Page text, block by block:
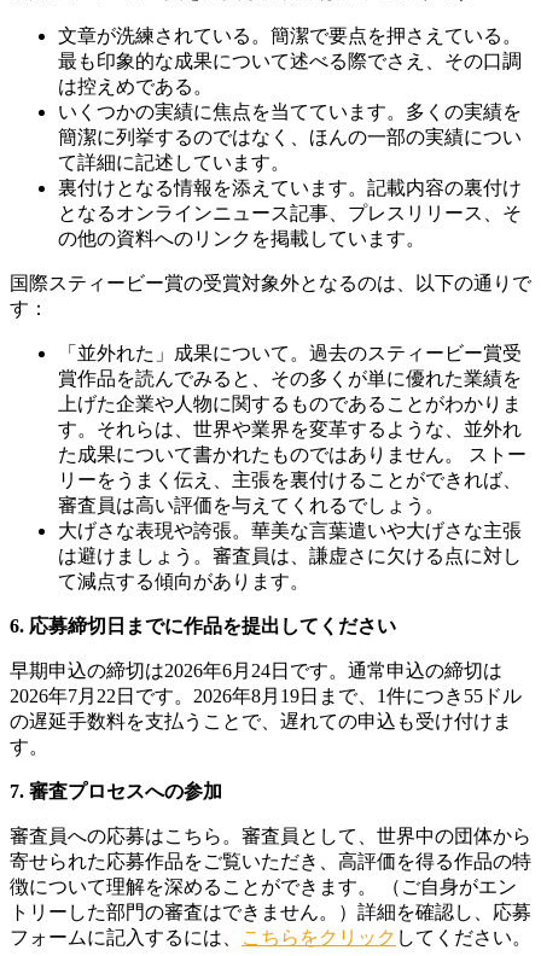
文章が洗練されている。簡潔で要点を押さえている。
最も印象的な成果について述べる際でさえ、その口調
は控えめである。
いくつかの実績に焦点を当てています。多くの実績を
簡潔に列挙するのではなく、ほんの一部の実績につい
て詳細に記述しています。
裏付けとなる情報を添えています。記載内容の裏付け
となるオンラインニュース記事、プレスリリース、そ
の他の資料へのリンクを掲載しています。
国際スティービー賞の受賞対象外となるのは、以下の通りで
す：
「並外れた」成果について。過去のスティービー賞受
賞作品を読んでみると、その多くが単に優れた業績を
上げた企業や人物に関するものであることがわかりま
す。それらは、世界や業界を変革するような、並外れ
た成果について書かれたものではありません。 ストー
リーをうまく伝え、主張を裏付けることができれば、
審査員は高い評価を与えてくれるでしょう。
大げさな表現や誇張。華美な言葉遣いや大げさな主張
は避けましょう。審査員は、謙虚さに欠ける点に対し
て減点する傾向があります。
6. 応募締切日までに作品を提出してください
早期申込の締切は2026年6月24日です。通常申込の締切は
2026年7月22日です。2026年8月19日まで、1件につき55ドル
の遅延手数料を支払うことで、遅れての申込も受け付けま
す。
7. 審査プロセスへの参加
審査員への応募はこちら。審査員として、世界中の団体から
寄せられた応募作品をご覧いただき、高評価を得る作品の特
徴について理解を深めることができます。 （ご自身がエン
トリーした部門の審査はできません。）詳細を確認し、応募
フォームに記入するには、
こちらをクリック してください。